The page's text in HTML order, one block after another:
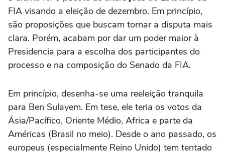
FIA visando a eleição de dezembro. Em princípio,
são proposições que buscam tornar a disputa mais
clara. Porém, acabam por dar um poder maior à
Presidencia para a escolha dos participantes do
processo e na composição do Senado da FIA.
Em princípio, desenha-se uma reeleição tranquila
para Ben Sulayem. Em tese, ele teria os votos da
Ásia/Pacífico, Oriente Médio, Africa e parte da
Américas (Brasil no meio). Desde o ano passado, os
europeus (especialmente Reino Unido) tem tentado